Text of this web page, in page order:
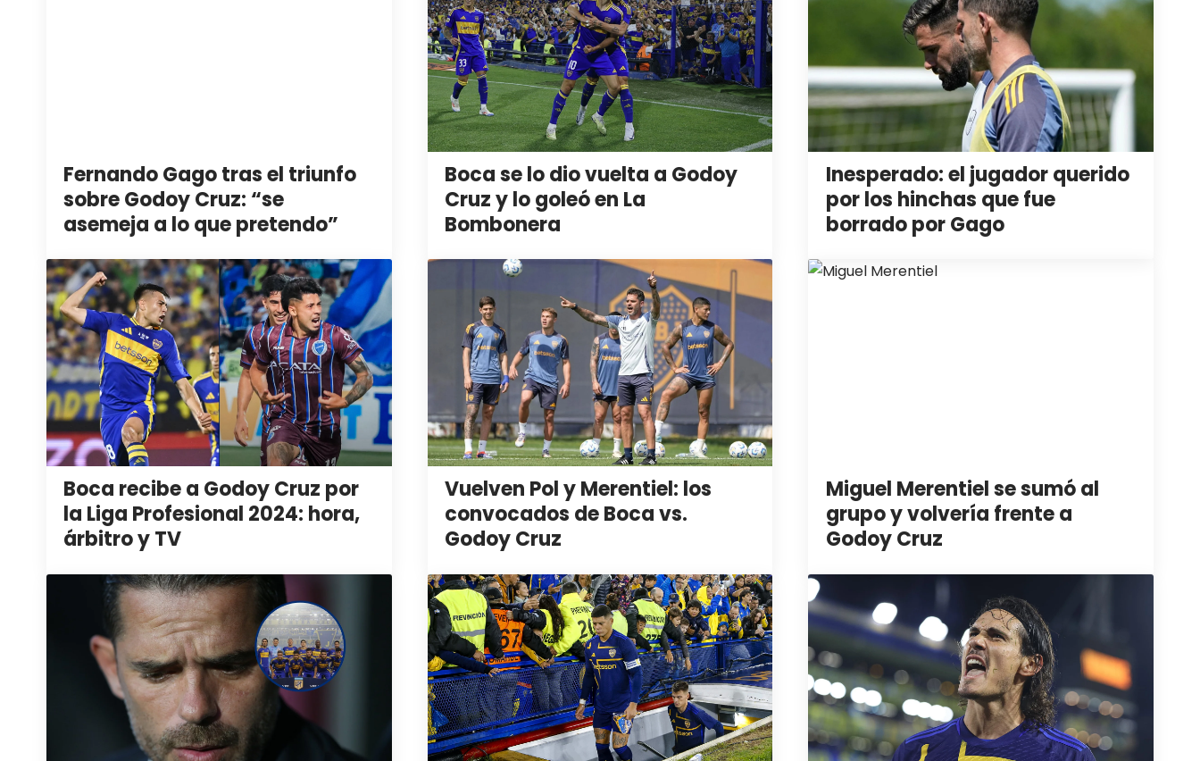
Fernando Gago tras el triunfo
sobre Godoy Cruz: “se
asemeja a lo que pretendo”
Boca se lo dio vuelta a Godoy
Cruz y lo goleó en La
Bombonera
Inesperado: el jugador querido
por los hinchas que fue
borrado por Gago
Boca recibe a Godoy Cruz por
la Liga Profesional 2024: hora,
árbitro y TV
Vuelven Pol y Merentiel: los
convocados de Boca vs.
Godoy Cruz
Miguel Merentiel se sumó al
grupo y volvería frente a
Godoy Cruz